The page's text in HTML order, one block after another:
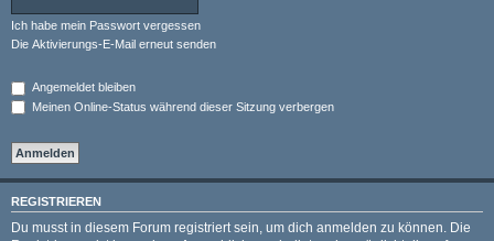
Ich habe mein Passwort vergessen
Die Aktivierungs-E-Mail erneut senden
Angemeldet bleiben
Meinen Online-Status während dieser Sitzung verbergen
REGISTRIEREN
Du musst in diesem Forum registriert sein, um dich anmelden zu können. Die